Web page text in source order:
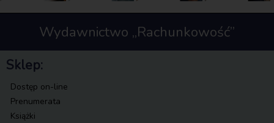
Wydawnictwo „Rachunkowość”
Sklep:
Dostęp on-line
Prenumerata
Książki